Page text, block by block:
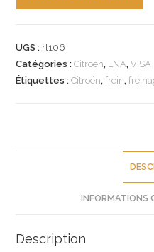
plaquette
av
UGS : rt106
Catégories :Citroen, LNA,VISA
Étiquettes :Citroën,frein,
INFORMATIONS
Description